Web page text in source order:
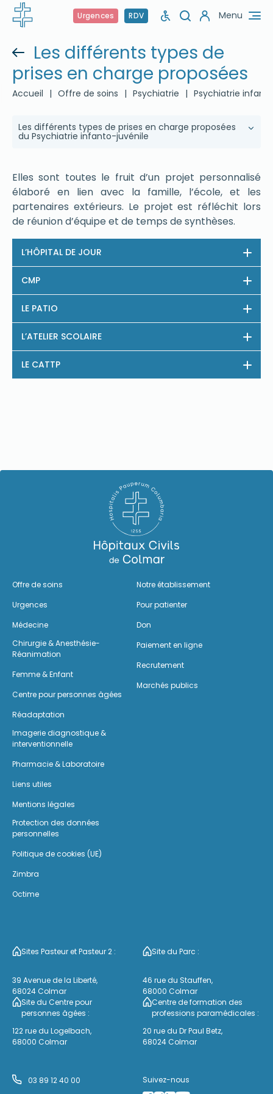
Urgences RDV Menu
Les différents types de
prises en charge proposées
Accueil | Offre de soins | Psychiatrie | Psychiatrie
Les différents types de prises en charge proposées
du Psychiatrie infanto-juvénile
Elles sont toutes le fruit d’un projet personnalisé
élaboré en lien avec la famille, l’école, et les
partenaires extérieurs. Le projet est réfléchit lors
de réunion d’équipe et de temps de synthèses.
L’HÔPITAL DE JOUR
CMP
LE PATIO
L’ATELIER SCOLAIRE
LE CATTP
Offre de soins
Urgences
Médecine
Chirurgie & Anesthésie-
Réanimation
Femme & Enfant
Centre pour personnes âgées
Réadaptation
Imagerie diagnostique &
interventionnelle
Pharmacie & Laboratoire
Notre établissement
Pour patienter
Don
Paiement en ligne
Recrutement
Marchés publics
Liens utiles
Mentions légales
Protection des données
personnelles
Politique de cookies (UE)
Zimbra
Octime
03 89 12 40 00 Suivez-nous
Sites Pasteur et Pasteur 2 :
39 Avenue de la Liberté,
68024 Colmar
Site du Parc :
46 rue du Stauffen,
68000 Colmar
Site du Centre pour
personnes âgées :
122 rue du Logelbach,
68000 Colmar
Centre de formation des
professions paramédicales :
20 rue du Dr Paul Betz,
68024 Colmar